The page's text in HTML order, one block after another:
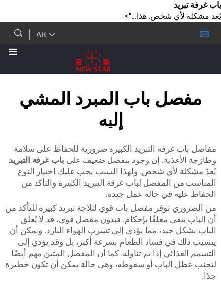
شخص. هذا...">
باب المبرد المشي
غرفة التبريد الكبيرة ضرورية للحفاظ على سلامة
إن وجود مفصل ضعيف علىباب غرفة التبريد
لأي شخص. ولهذا السبب يجب عليك اختيار النوع
المفصل لباب غرفة التبريد الكبيرة والتأكد من
في حالة عمل جيدة.
توفر مفصل باب قوي لثلاجة تبريد كبيرة للتأكد من
مغلقًا بإحكام. فبدون مفصل قوي، قد لا يُغلق
جيد، مما يؤدي إلى تسرب الهواء البارد. ويمكن أن
في فساد الطعام بسرعة أكبر، بل وقد يؤدي إلى
إذا تم تناوله. كما أن المفصل المتين مهم أيضًا
الباب أو سقوطه، وهي حالة يمكن أن تكون خطيرة